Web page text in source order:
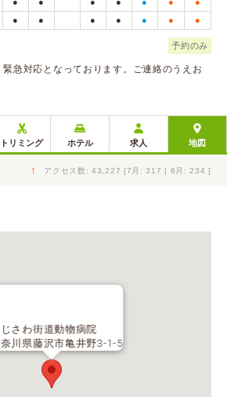
● ● ● ● ● ● ●
予約のみ
急対応となっております。ご連絡のうえお
トリミング ホテル 求人 地図
↑ アクセス数: 43,227 [7月: 317 | 6月: 234 ]
さわ街道動物病院
川県藤沢市亀井野3-1-5